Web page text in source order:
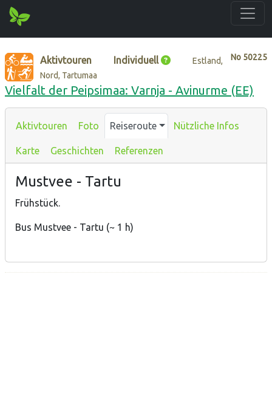
No 50225
Aktivtouren Individuell
Estland,
Nord, Tartumaa
Vielfalt der Peipsimaa: Varnja - Avinurme (EE)
Aktivtouren Foto Reiseroute Nützliche Infos
Karte Geschichten Referenzen
Mustvee - Tartu
Frühstück.
Bus Mustvee - Tartu (~ 1 h)